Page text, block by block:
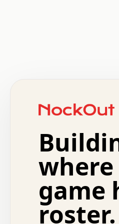
.   +   .   .   o   .
.   .   .   o   .   .   .
.   .   .   .   +   .
.   :   .   .   .   .   .
.   .   .   x   .   .   .
.   .   .   .   :   .   .
+   .   .   :   .   .
.   .   .   .   .   .   .
.   .   .   .   .   .   .
.   .   .   .   .   :
game
roster.